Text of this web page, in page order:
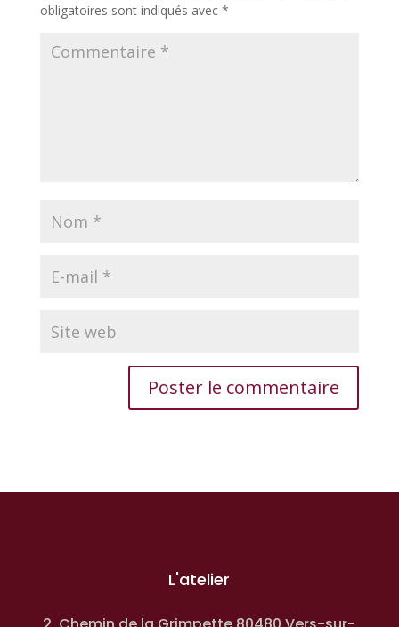
obligatoires sont indiqués avec *
L'atelier